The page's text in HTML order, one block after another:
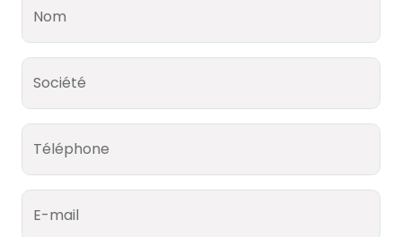
Nom
Société
Téléphone
E-mail